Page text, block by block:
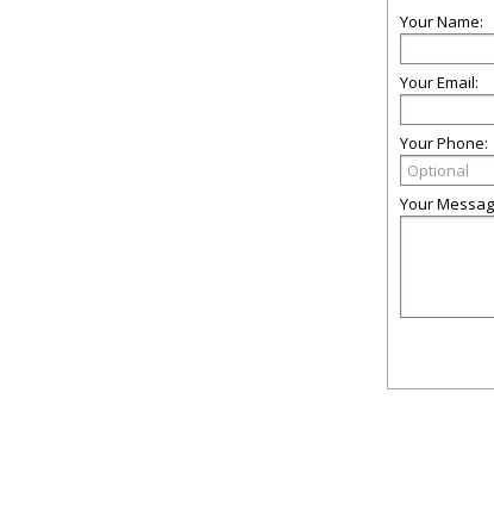
Your Name:
Your Email:
Your Phone:
Your